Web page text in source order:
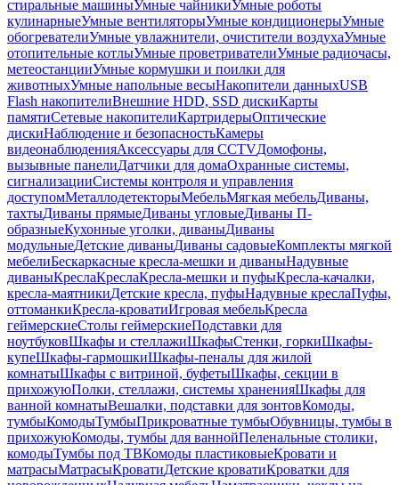
стиральные машиныУмные чайникиУмные роботы
кулинарныеУмные вентиляторыУмные кондиционерыУмные
обогревателиУмные увлажнители, очистители воздухаУмные
отопительные котлыУмные проветривателиУмные радиочасы,
метеостанцииУмные кормушки и поилки для
животныхУмные напольные весыНакопители данныхUSB
Flash накопителиВнешние HDD, SSD дискиКарты
памятиСетевые накопителиКартридерыОптические
дискиНаблюдение и безопасностьКамеры
видеонаблюденияАксессуары для CCTVДомофоны,
вызывные панелиДатчики для домаОхранные системы,
сигнализацииСистемы контроля и управления
доступомМеталлодетекторыМебельМягкая мебельДиваны,
тахтыДиваны прямыеДиваны угловыеДиваны П-
образныеКухонные уголки, диваныДиваны
модульныеДетские диваныДиваны садовыеКомплекты мягкой
мебелиБескаркасные кресла-мешки и диваныНадувные
диваныКреслаКреслаКресла-мешки и пуфыКресла-качалки,
кресла-маятникиДетские кресла, пуфыНадувные креслаПуфы,
оттоманкиКресла-кроватиИгровая мебельКресла
геймерскиеСтолы геймерскиеПодставки для
ноутбуковШкафы и стеллажиШкафыСтенки, горкиШкафы-
купеШкафы-гармошкиШкафы-пеналы для жилой
комнатыШкафы с витриной, буфетыШкафы, секции в
прихожуюПолки, стеллажи, системы храненияШкафы для
ванной комнатыВешалки, подставки для зонтовКомоды,
тумбыКомодыТумбыПрикроватные тумбыОбувницы, тумбы в
прихожуюКомоды, тумбы для ваннойПеленальные столики,
комодыТумбы под ТВКомоды пластиковыеКровати и
матрасыМатрасыКроватиДетские кроватиКроватки для